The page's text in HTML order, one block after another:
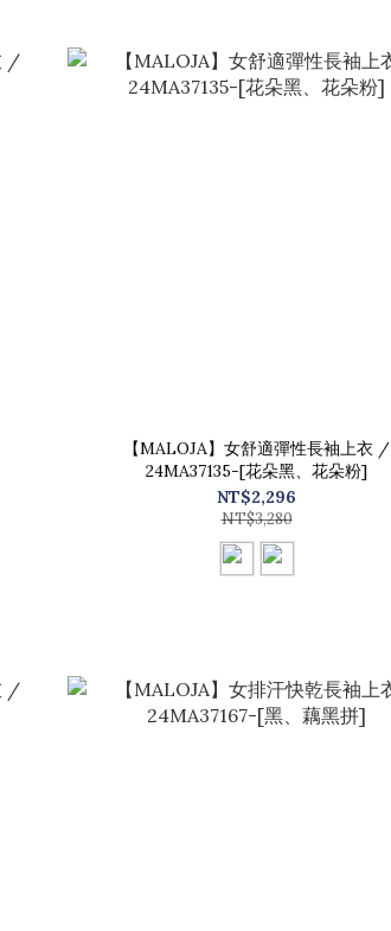
【MALOJA】女舒適彈性長袖上衣 /
24MA37135-[花朵黑、花朵粉]
NT$2,296
NT$3,280